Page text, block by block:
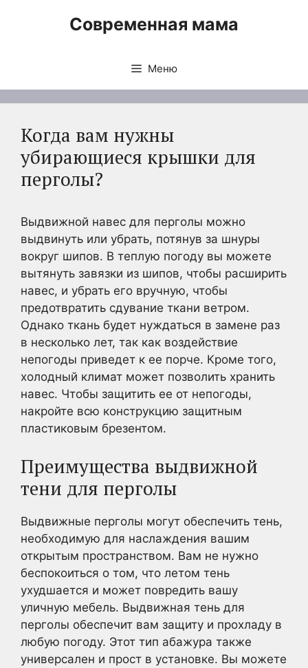
Современная мама
Меню
Когда вам нужны
убирающиеся крышки для
перголы?
Выдвижной навес для перголы можно
выдвинуть или убрать, потянув за шнуры
вокруг шипов. В теплую погоду вы можете
вытянуть завязки из шипов, чтобы расширить
навес, и убрать его вручную, чтобы
предотвратить сдувание ткани ветром.
Однако ткань будет нуждаться в замене раз
в несколько лет, так как воздействие
непогоды приведет к ее порче. Кроме того,
холодный климат может позволить хранить
навес. Чтобы защитить ее от непогоды,
накройте всю конструкцию защитным
пластиковым брезентом.
Преимущества выдвижной
тени для перголы
Выдвижные перголы могут обеспечить тень,
необходимую для наслаждения вашим
открытым пространством. Вам не нужно
беспокоиться о том, что летом тень
ухудшается и может повредить вашу
уличную мебель. Выдвижная тень для
перголы обеспечит вам защиту и прохладу в
любую погоду. Этот тип абажура также
универсален и прост в установке. Вы можете